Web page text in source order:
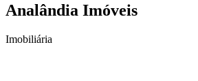
Analândia Imóveis
Imobiliária